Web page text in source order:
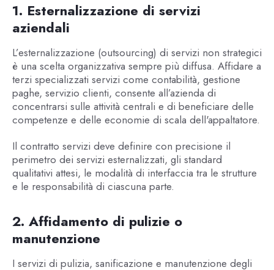
1. Esternalizzazione di servizi
aziendali
L’esternalizzazione (outsourcing) di servizi non strategici
è una scelta organizzativa sempre più diffusa. Affidare a
terzi specializzati servizi come contabilità, gestione
paghe, servizio clienti, consente all’azienda di
concentrarsi sulle attività centrali e di beneficiare delle
competenze e delle economie di scala dell'appaltatore.
Il contratto servizi deve definire con precisione il
perimetro dei servizi esternalizzati, gli standard
qualitativi attesi, le modalità di interfaccia tra le strutture
e le responsabilità di ciascuna parte.
2. Affidamento di pulizie o
manutenzione
I servizi di pulizia, sanificazione e manutenzione degli